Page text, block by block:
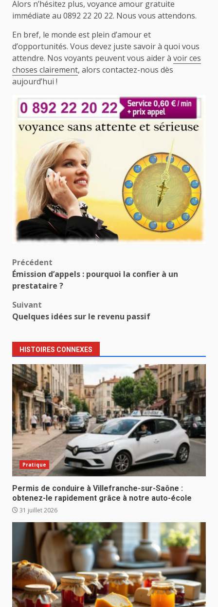
Alors n’hésitez plus, voyance amour gratuite
immédiate au 0892 22 20 22. Nous vous attendons.
En bref, le monde est plein d’amour et
d’opportunités. Vous devez juste savoir à quoi vous
attendre. Nos voyants peuvent vous aider à voir ces
choses clairement, alors contactez-nous dès
aujourd’hui !
Navigation
d’article
Précédent
Émission d’appels : pourquoi la confier à un
prestataire ?
Suivant
Quelques idées sur le revenu passif
HISTOIRES CONNEXES
Pratique
Permis de conduire à Villefranche-sur-Saône :
obtenez-le rapidement grâce à notre auto-école
31 juillet 2026